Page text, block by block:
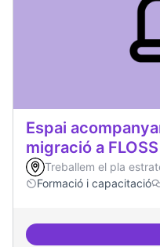
Espai
migració a FLOSS
Treballem el pla
Formació i capacitació